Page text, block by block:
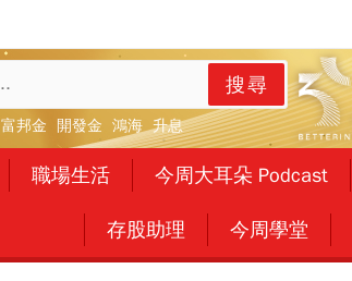
搜尋
富邦金 開發金 鴻海 升息
職場生活 今周大耳朵 Podcast
存股助理 今周學堂